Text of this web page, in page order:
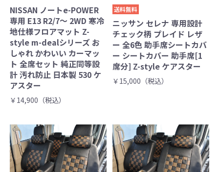
NISSAN ノートe-POWER
専用 E13 R2/7～ 2WD 寒冷
地仕様フロアマット Z-
style m-dealシリーズ お
しゃれ かわいい カーマッ
ト 全席セット 純正同等設
計 汚れ防止 日本製 530 ケ
アスター
￥14,900（税込）
送料無料
ニッサン セレナ 専用設計
チェック柄 プレイド レザ
ー 全6色 助手席シートカバ
ー シートカバー 助手席[1
席分] Z-style ケアスター
￥15,000（税込）